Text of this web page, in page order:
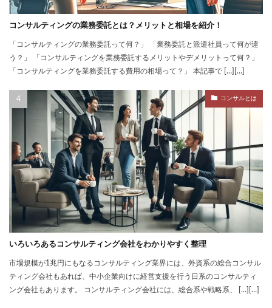
コンサルティングの業務委託とは？メリットと相場を紹介！
「コンサルティングの業務委託って何？」 「業務委託と派遣社員って何が違
う？」 「コンサルティングを業務委託するメリットやデメリットって何？」
「コンサルティングを業務委託する費用の相場って？」 本記事で […][…]
コンサルとは
いろいろあるコンサルティング会社をわかりやすく整理
市場規模が1兆円にもなるコンサルティング業界には、外資系の総合コンサル
ティング会社もあれば、中小企業向けに経営支援を行う日系のコンサルティ
ング会社もあります。 コンサルティング会社には、総合系や戦略系、 […][…]